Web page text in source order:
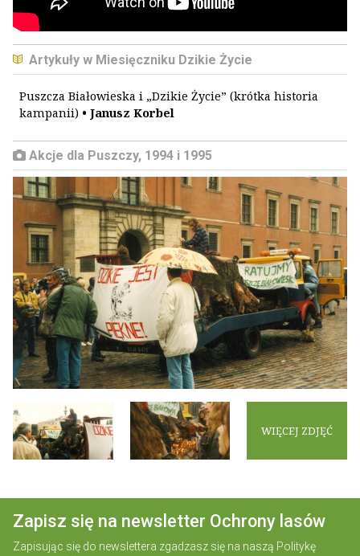
Artykuły w Miesięczniku Dzikie Życie
Puszcza Białowieska i „Dzikie Życie” (krótka historia
kampanii) • Janusz Korbel
Akcje dla Puszczy, 1994 i 1995
WIĘCEJ ZDJĘĆ
Zapisz się na newsletter Ochrony lasów
Zapisując się do newslettera zgadzasz się na naszą Politykę